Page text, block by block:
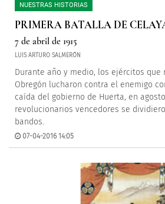
NUESTRAS HISTORIAS
PRIMERA BATALLA DE
7 de abril de 1915
LUIS ARTURO SALMERÓN
Durante año y medio, los ejércitos que
Obregón lucharon contra el enemigo
caída del gobierno de Huerta, en
revolucionarios vencedores se
bandos.
07-04-2016 14:05